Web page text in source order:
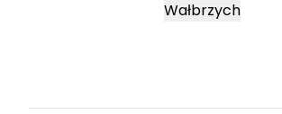
Wałbrzych